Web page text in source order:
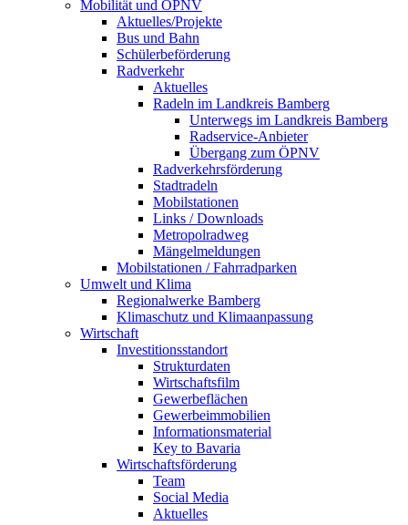
Mobilität und ÖPNV
Aktuelles/Projekte
Bus und Bahn
Schülerbeförderung
Radverkehr
Aktuelles
Radeln im Landkreis Bamberg
Unterwegs im Landkreis Bamberg
Radservice-Anbieter
Übergang zum ÖPNV
Radverkehrsförderung
Stadtradeln
Mobilstationen
Links / Downloads
Metropolradweg
Mängelmeldungen
Mobilstationen / Fahrradparken
Umwelt und Klima
Regionalwerke Bamberg
Klimaschutz und Klimaanpassung
Wirtschaft
Investitionsstandort
Strukturdaten
Wirtschaftsfilm
Gewerbeflächen
Gewerbeimmobilien
Informationsmaterial
Key to Bavaria
Wirtschaftsförderung
Team
Social Media
Aktuelles